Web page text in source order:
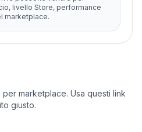
livello Store, performance
marketplace.
marketplace. Usa questi link
giusto.